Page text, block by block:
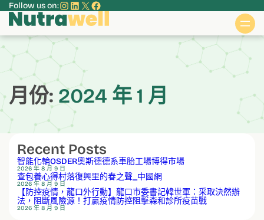
主
要
Follow us on:Instagram
LinkedIn
XFacebook
月份: 2024 年 1 月
Recent Posts
智能化輪OSDER奧斯德德系車胎工場博得市場
2026 年 8 月 9 日
查包養心得村落復興里的春之聲_中國網
2026 年 8 月 9 日
【防控疫情，龍口外行動】龍口市委書記韓世軍：采取決然辦
法，阻斷風險源！打贏疫情防控阻擊森和診所疫苗戰
2026 年 8 月 9 日